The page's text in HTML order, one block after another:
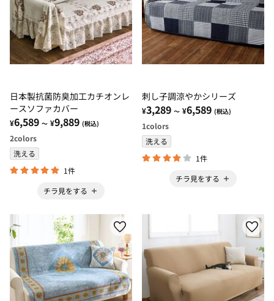
日本製抗菌防臭加工カチオンレ
ースソファカバー
¥6,589 ～ ¥9,889 (税込)
2colors
洗える
1件
チラ見をする
刺し子調涼やかシリーズ
¥3,289 ～ ¥6,589 (税込)
1colors
洗える
1件
チラ見をする